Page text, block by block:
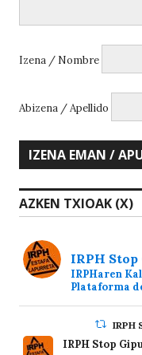
Izena / Nombre
Abizena / Apellido
AZKEN TXIOAK (X)
IRPH
IRPHaren
Plataforma
IRPH
IRPH Stop